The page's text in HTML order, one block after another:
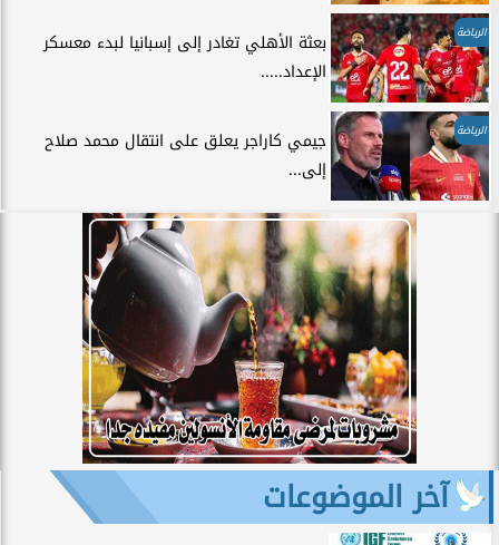
الرياضة
بعثة الأهلي تغادر إلى إسبانيا لبدء معسكر
الإعداد.....
الرياضة
جيمي كاراجر يعلق على انتقال محمد صلاح
إلى...
آخر الموضوعات